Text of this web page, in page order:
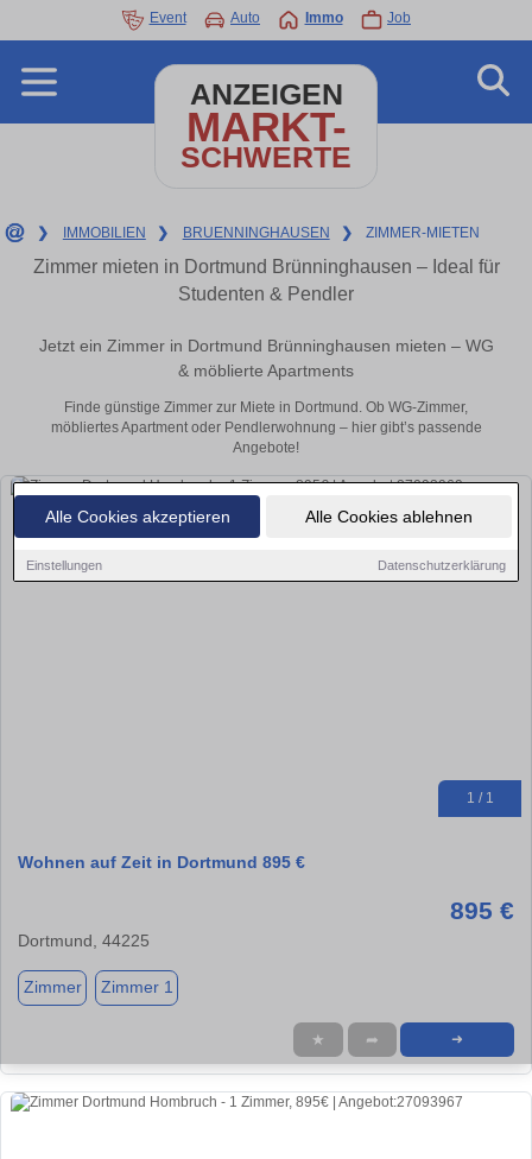
Alle Cookies akzeptieren Alle Cookies ablehnen
Einstellungen Datenschutzerklärung
Event Auto Immo Job
ANZEIGEN
MARKT-
SCHWERTE
❯ IMMOBILIEN ❯ BRUENNINGHAUSEN ❯ ZIMMER-MIETEN
Zimmer mieten in Dortmund Brünninghausen – Ideal für
Studenten & Pendler
Jetzt ein Zimmer in Dortmund Brünninghausen mieten – WG
& möblierte Apartments
Finde günstige Zimmer zur Miete in Dortmund. Ob WG-Zimmer,
möbliertes Apartment oder Pendlerwohnung – hier gibt’s passende
Angebote!
1 / 1
Wohnen auf Zeit in Dortmund 895 €
895 €
Dortmund, 44225
Zimmer Zimmer 1
★ ➦ ➜